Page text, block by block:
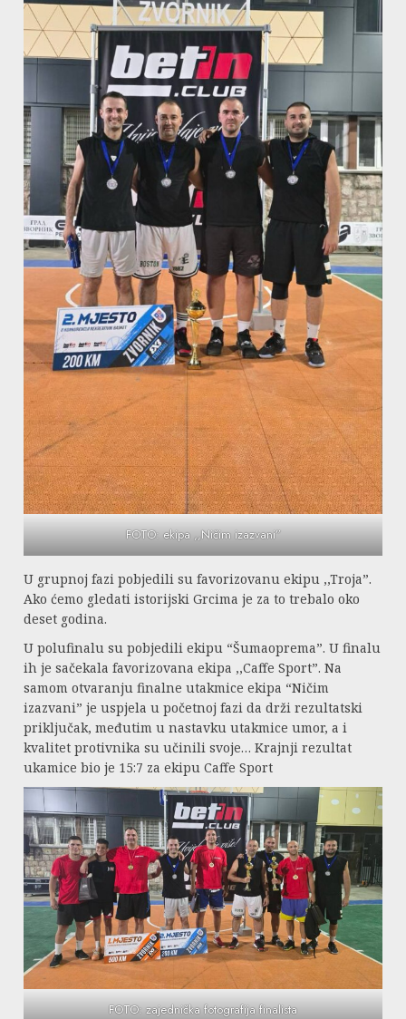
FOTO: ekipa ,,Ničim izazvani”
U grupnoj fazi pobjedili su favorizovanu ekipu ,,Troja”.
Ako ćemo gledati istorijski Grcima je za to trebalo oko
deset godina.
U polufinalu su pobjedili ekipu “Šumaoprema”. U finalu
ih je sačekala favorizovana ekipa ,,Caffe Sport”. Na
samom otvaranju finalne utakmice ekipa “Ničim
izazvani” je uspjela u početnoj fazi da drži rezultatski
priključak, međutim u nastavku utakmice umor, a i
kvalitet protivnika su učinili svoje… Krajnji rezultat
ukamice bio je 15:7 za ekipu Caffe Sport
FOTO: zajednička fotografija finalista